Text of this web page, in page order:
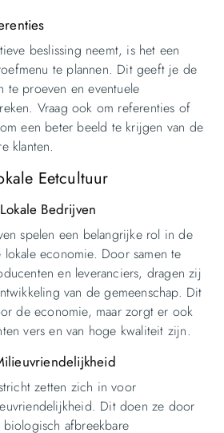
beslissing neemt, is het een
te plannen. Dit geeft je de
te proeven en eventuele
Vraag ook om referenties of
een beter beeld te krijgen van de
klanten.
Eetcultuur
Bedrijven
spelen een belangrijke rol in de
economie. Door samen te
en leveranciers, dragen zij
van de gemeenschap. Dit
de economie, maar zorgt er ook
vers en van hoge kwaliteit zijn.
zetten zich in voor
Dit doen ze door
afbreekbare